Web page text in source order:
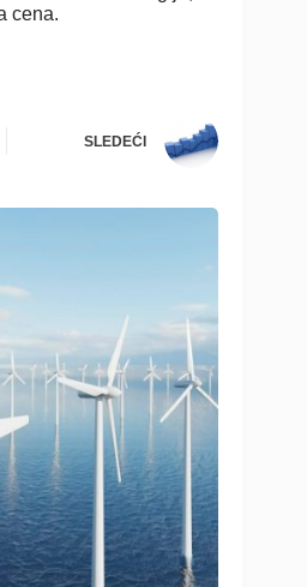
cena.
SLEDEĆI